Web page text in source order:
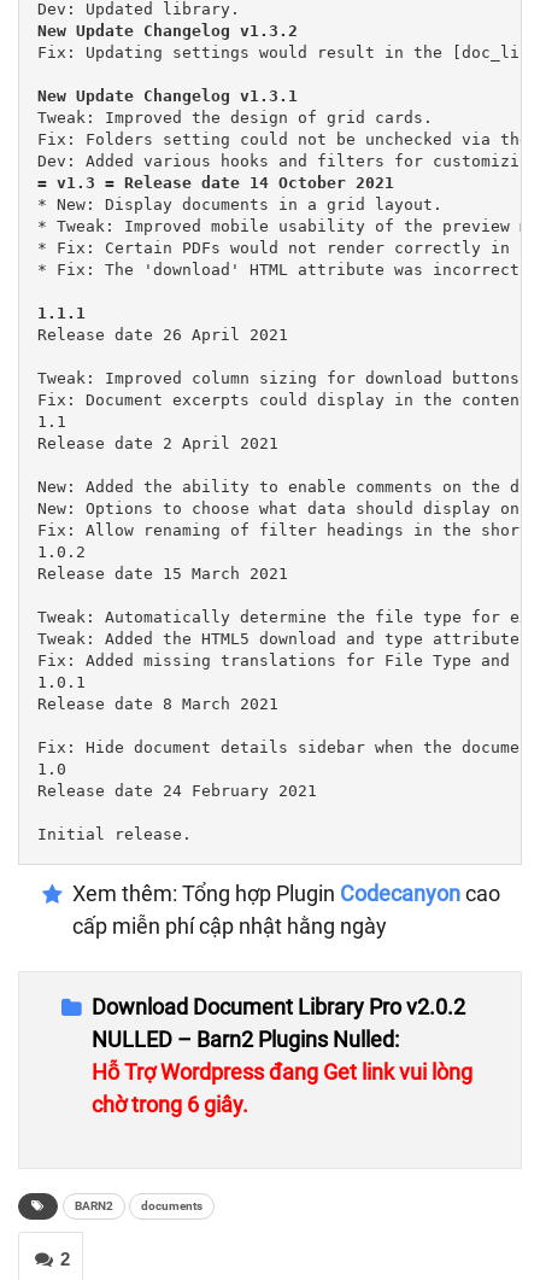
Tweak: Improved the design of grid cards.
Fix: Folders setting could not be unchecked via the
= v1.3 = Release date 14 October 2021
* New: Display documents in a grid layout.
* Tweak: Improved mobile usability of the preview
* Fix: Certain PDFs would not render correctly in
* Fix: The 'download' HTML attribute was
1.1.1
Release date 26 April 2021
Tweak: Improved column sizing for download buttons
Fix: Document excerpts could display in the
1.1
Release date 2 April 2021
New: Added the ability to enable comments on the
New: Options to choose what data should display on
Fix: Allow renaming of filter headings in the
1.0.2
Release date 15 March 2021
Tweak: Automatically determine the file type for
Tweak: Added the HTML5 download and type
Fix: Added missing translations for File Type and
1.0.1
Release date 8 March 2021
Fix: Hide document details sidebar when the
1.0
Release date 24 February 2021
Initial release.
Xem thêm: Tổng hợp Plugin Codecanyoncao
cấp miễn phí cập nhật hằng ngày
Download Document Library Pro v2.0.2
NULLED – Barn2 Plugins Nulled:
Hỗ Trợ Wordpress đang Get link vui lòng
chờ trong 5 giây.
BARN2 documents
2